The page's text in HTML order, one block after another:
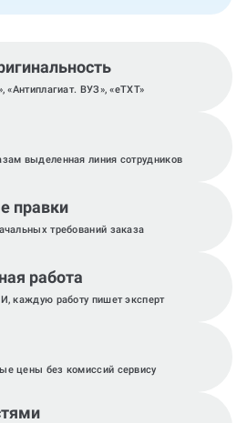
«Антиплагиат. ВУЗ», «eTXT»
выделенная линия сотрудников
правки
требований заказа
работа
каждую работу пишет эксперт
цены без комиссий сервису